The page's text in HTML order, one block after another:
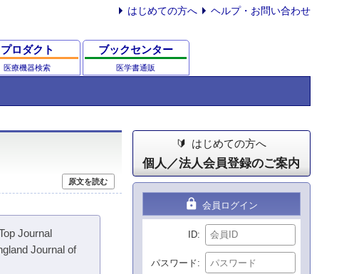
はじめての方へ ヘルプ・お問い合わせ
プロダクト
医療機器検索
ブックセンター
医学書通販
原文を読む
Journal
Journal of
はじめての方へ
個人／法人会員登録のご案内
lock 会員ログイン
ID
パスワード